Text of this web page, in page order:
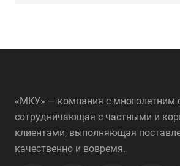
«МКУ» — компания с многолетним
сотрудничающая с частными и
клиентами, выполняющая
качественно и вовремя.